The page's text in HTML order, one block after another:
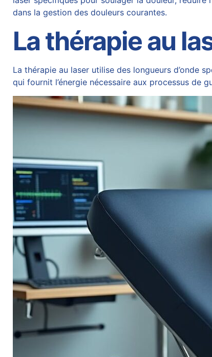
dans la gestion des douleurs courantes.
La thérapie au
La thérapie au laser utilise des longueurs d’onde
qui fournit l’énergie nécessaire aux processus de